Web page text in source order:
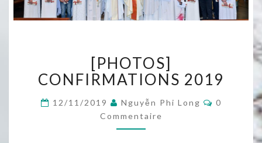
CONFIRMATIONS
2019
[PHOTOS]
CONFIRMATIONS 2019
12/11/2019 Nguyễn Phi Long
0
Commentaire